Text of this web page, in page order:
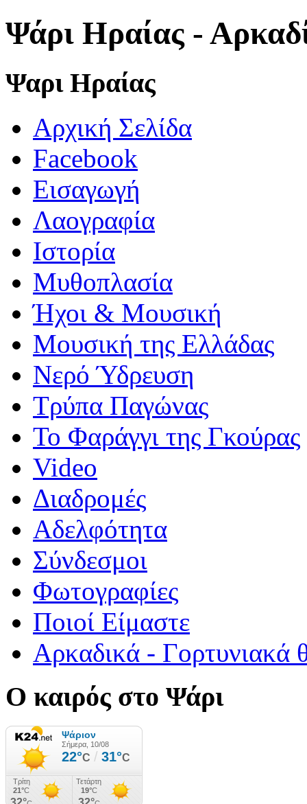
Ψάρι Ηραίας -
Ψαρι Ηραίας
Αρχική Σελίδα
Facebook
Εισαγωγή
Λαογραφία
Ιστορία
Μυθοπλασία
Ήχοι & Μουσική
Μουσική της Ελλάδας
Νερό Ύδρευση
Τρύπα Παγώνας
Το Φαράγγι της Γκούρας
Video
Διαδρομές
Αδελφότητα
Σύνδεσμοι
Φωτογραφίες
Ποιοί Είμαστε
Αρκαδικά - Γορτυνιακά
Ο καιρός στο Ψάρι